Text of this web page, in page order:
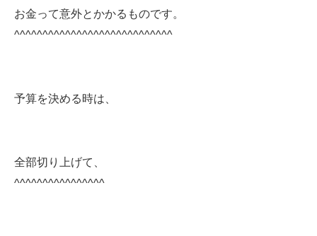
お金って意外とかかるものです。
^^^^^^^^^^^^^^^^^^^^^^^^^^^^
予算を決める時は、
全部切り上げて、
^^^^^^^^^^^^^^^^